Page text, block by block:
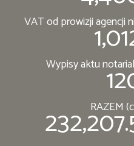
VAT od prowizji agencji
Wypisy aktu
RAZEM